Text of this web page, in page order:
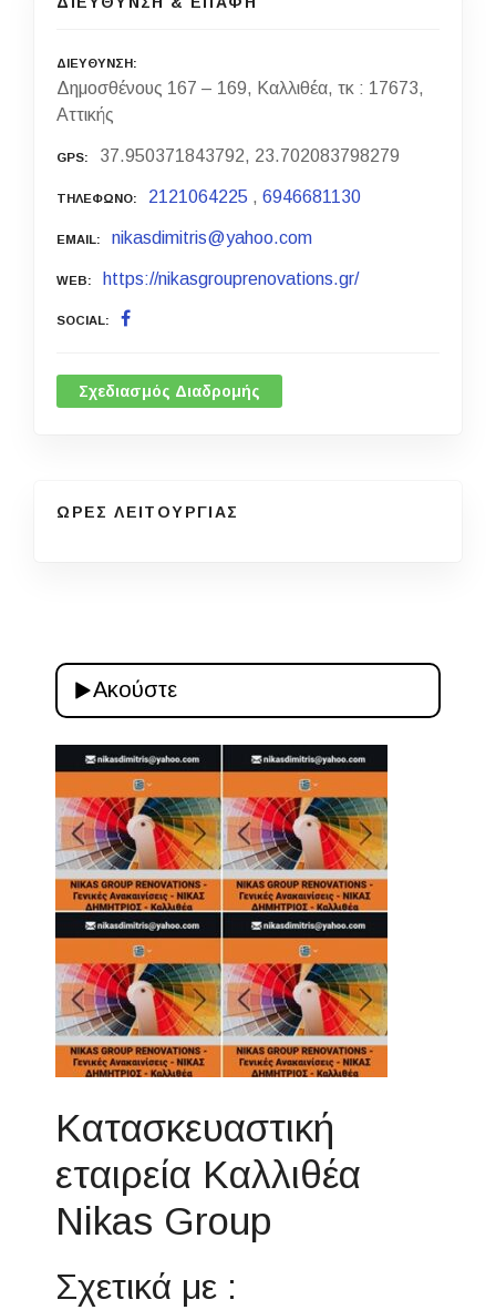
ΔΙΕΥΘΥΝΣΗ
Δημοσθένους 167 – 169, Καλλιθέα, τκ : 17673,
Αττικής
GPS 37.950371843792, 23.702083798279
ΤΗΛΕΦΩΝΟ 2121064225 ,6946681130
EMAIL nikasdimitris@yahoo.com
WEB https://nikasgrouprenovations.gr/
SOCIAL
Σχεδιασμός Διαδρομής
ΩΡΕΣ ΛΕΙΤΟΥΡΓΙΑΣ
Ακούστε
Κατασκευαστική
εταιρεία Καλλιθέα
Nikas Group
Σχετικά με :